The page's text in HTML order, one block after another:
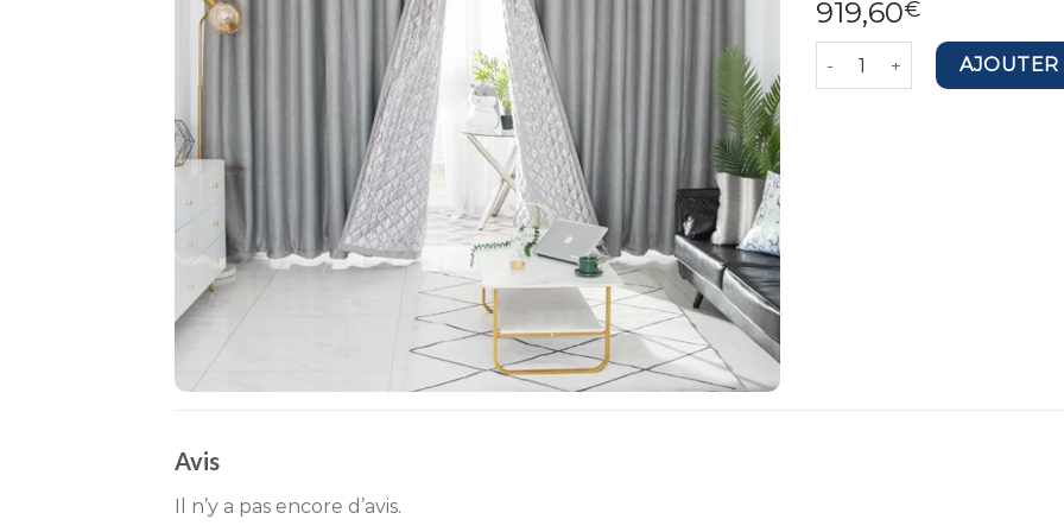
919,60€
quantité de Custom Order
AJOUTER
Avis
Il n’y a pas encore d’avis.